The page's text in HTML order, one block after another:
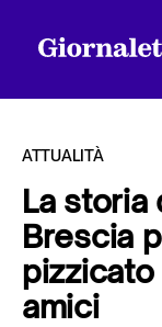
Tutti gli
ATTUALITÀ
La storia
Brescia
amici